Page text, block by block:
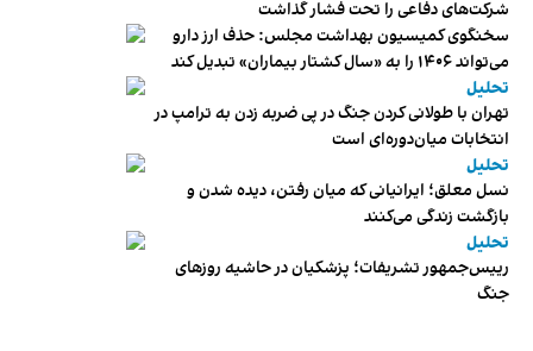
شرکت‌های دفاعی را تحت فشار گذاشت
سخنگوی کمیسیون بهداشت مجلس: حذف ارز دارو
می‌تواند ۱۴۰۶ را به «سال کشتار بیماران» تبدیل کند
تحلیل
تهران با طولانی کردن جنگ در پی ضربه زدن به ترامپ در
انتخابات میان‌دوره‌ای است
تحلیل
نسل معلق؛ ایرانیانی که میان رفتن، دیده شدن و
بازگشت زندگی می‌کنند
تحلیل
رییس‌جمهور تشریفات؛ پزشکیان در حاشیه روزهای
جنگ